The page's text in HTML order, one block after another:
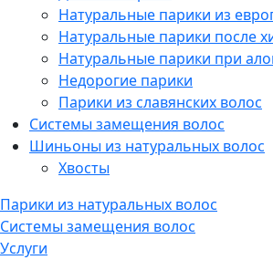
Натуральные парики из
Натуральные парики после
Натуральные парики при
Недорогие парики
Парики из славянских волос
Системы замещения волос
Шиньоны из натуральных волос
Хвосты
Парики из натуральных волос
Системы замещения волос
Услуги